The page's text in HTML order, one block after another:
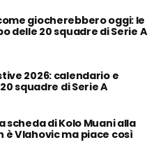
giocherebbero oggi: le
delle 20 squadre di Serie A
2026: calendario e
squadre di Serie A
scheda di Kolo Muani alla
è Vlahovic ma piace così